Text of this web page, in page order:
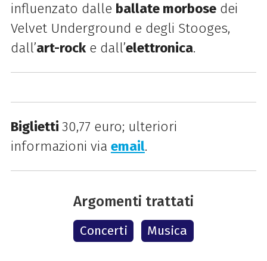
influenzato dalle ballate morbosedei
Velvet Underground e degli Stooges,
dall’art-rocke dall’elettronica.
Biglietti 30,77 euro; ulteriori
informazioni via email.
Argomenti trattati
Concerti Musica